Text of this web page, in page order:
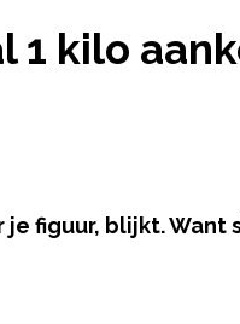
1 kilo
figuur, blijkt. Want